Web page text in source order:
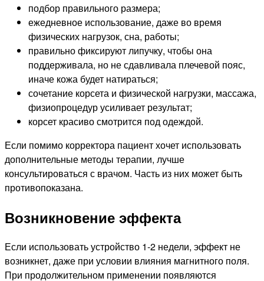
подбор правильного размера;
ежедневное использование, даже во время
физических нагрузок, сна, работы;
правильно фиксируют липучку, чтобы она
поддерживала, но не сдавливала плечевой пояс,
иначе кожа будет натираться;
сочетание корсета и физической нагрузки, массажа,
физиопроцедур усиливает результат;
корсет красиво смотрится под одеждой.
Если помимо корректора пациент хочет использовать
дополнительные методы терапии, лучше
консультироваться с врачом. Часть из них может быть
противопоказана.
Возникновение эффекта
Если использовать устройство 1-2 недели, эффект не
возникнет, даже при условии влияния магнитного поля.
При продолжительном применении появляются